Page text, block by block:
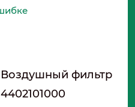
Воздушный фильтр
4402101000